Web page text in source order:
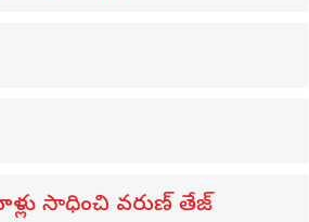
సాధించి వరుణ్ తేజ్